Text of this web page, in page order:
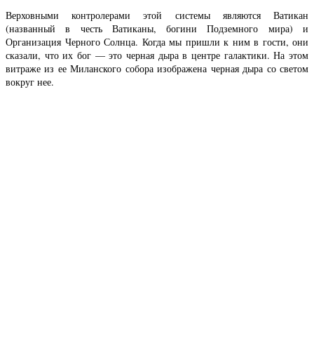
Верховными контролерами этой системы являются Ватикан
(названный в честь Ватиканы, богини Подземного мира) и
Организация Черного Солнца. Когда мы пришли к ним в гости, они
сказали, что их бог — это черная дыра в центре галактики. На этом
витраже из ее Миланского собора изображена черная дыра со светом
вокруг нее.